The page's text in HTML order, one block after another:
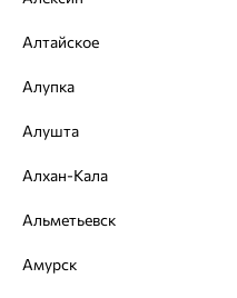
Описание
Вид изделия:
Вес:
Цвет металла:
Страна происхождения:
Цвет вставки:
Вес металла:
Алтайское
Алупка
Алушта
Алхан-Кала
Альметьевск
Амурск